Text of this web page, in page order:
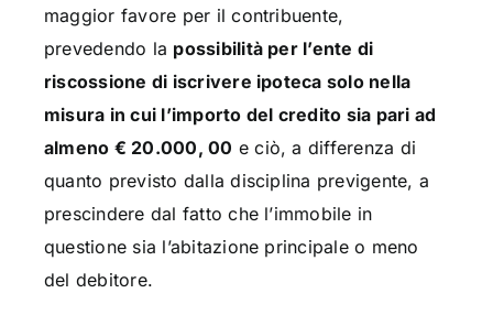
maggior favore per il contribuente,
prevedendo la possibilità per l’ente di
riscossione di iscrivere ipoteca solo nella
misura in cui l’importo del credito sia pari ad
almeno € 20.000, 00 e ciò, a differenza di
quanto previsto dalla disciplina previgente, a
prescindere dal fatto che l’immobile in
questione sia l’abitazione principale o meno
del debitore.